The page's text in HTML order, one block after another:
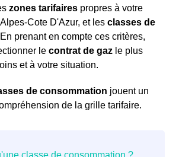
zones tarifaires propres à votre
Cote D'Azur, et les classes de
prenant en compte ces critères,
le contrat de gaz le plus
et à votre situation.
de consommation jouent un
de la grille tarifaire.